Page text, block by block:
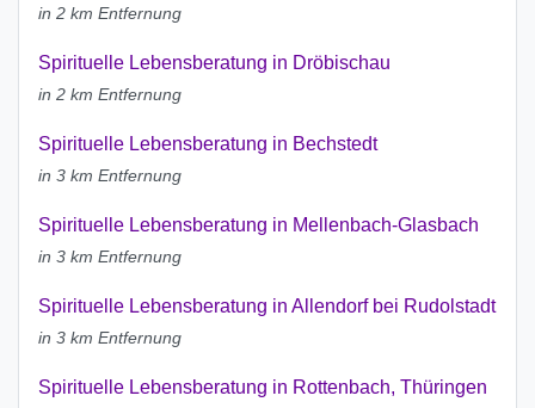
in 2 km Entfernung
Spirituelle Lebensberatung in Dröbischau
in 2 km Entfernung
Spirituelle Lebensberatung in Bechstedt
in 3 km Entfernung
Spirituelle Lebensberatung in Mellenbach-Glasbach
in 3 km Entfernung
Spirituelle Lebensberatung in Allendorf bei Rudolstadt
in 3 km Entfernung
Spirituelle Lebensberatung in Rottenbach, Thüringen